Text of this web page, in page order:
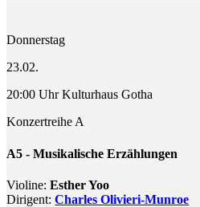
Donnerstag
23.02.
20:00 Uhr Kulturhaus Gotha
Konzertreihe A
A5 - Musikalische Erzählungen
Violine:Esther Yoo
Dirigent:Charles Olivieri-Munroe